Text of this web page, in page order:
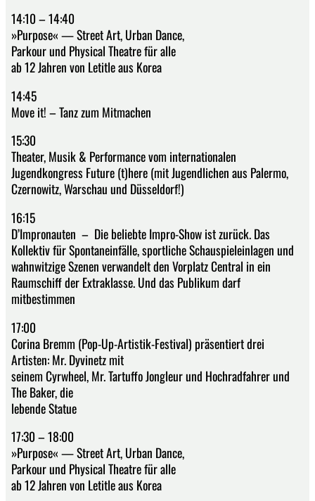
14:10 – 14:40
»Purpose« — Street Art, Urban Dance,
Parkour und Physical Theatre für alle
ab 12 Jahren von Letitle aus Korea
14:45
Move it! – Tanz zum Mitmachen
15:30
Theater, Musik & Performance vom internationalen
Jugendkongress Future (t)here (mit Jugendlichen aus Palermo,
Czernowitz, Warschau und Düsseldorf!)
16:15
D’Impronauten – Die beliebte Impro-Show ist zurück. Das
Kollektiv für Spontaneinfälle, sportliche Schauspieleinlagen und
wahnwitzige Szenen verwandelt den Vorplatz Central in ein
Raumschiff der Extraklasse. Und das Publikum darf
mitbestimmen
17:00
Corina Bremm (Pop-Up-Artistik-Festival) präsentiert drei
Artisten: Mr. Dyvinetz mit
seinem Cyrwheel, Mr. Tartuffo Jongleur und Hochradfahrer und
The Baker, die
lebende Statue
17:30 – 18:00
»Purpose« — Street Art, Urban Dance,
Parkour und Physical Theatre für alle
ab 12 Jahren von Letitle aus Korea